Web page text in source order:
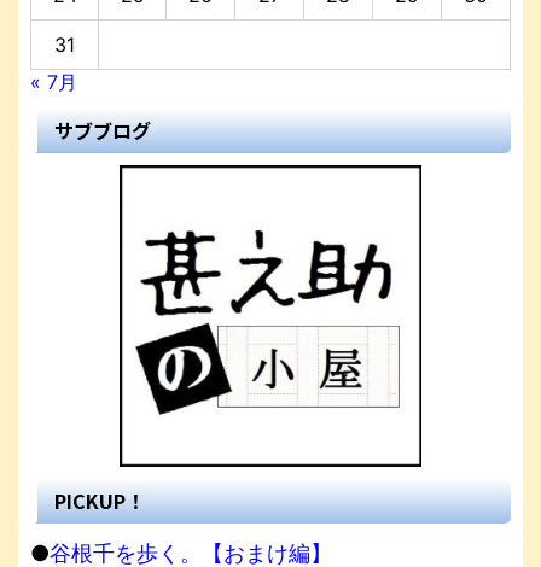
31
« 7月
サブブログ
PICKUP！
●谷根千を歩く。【おまけ編】